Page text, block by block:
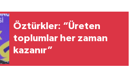
Öztürkler: “Üreten
toplumlar her zaman
kazanır”